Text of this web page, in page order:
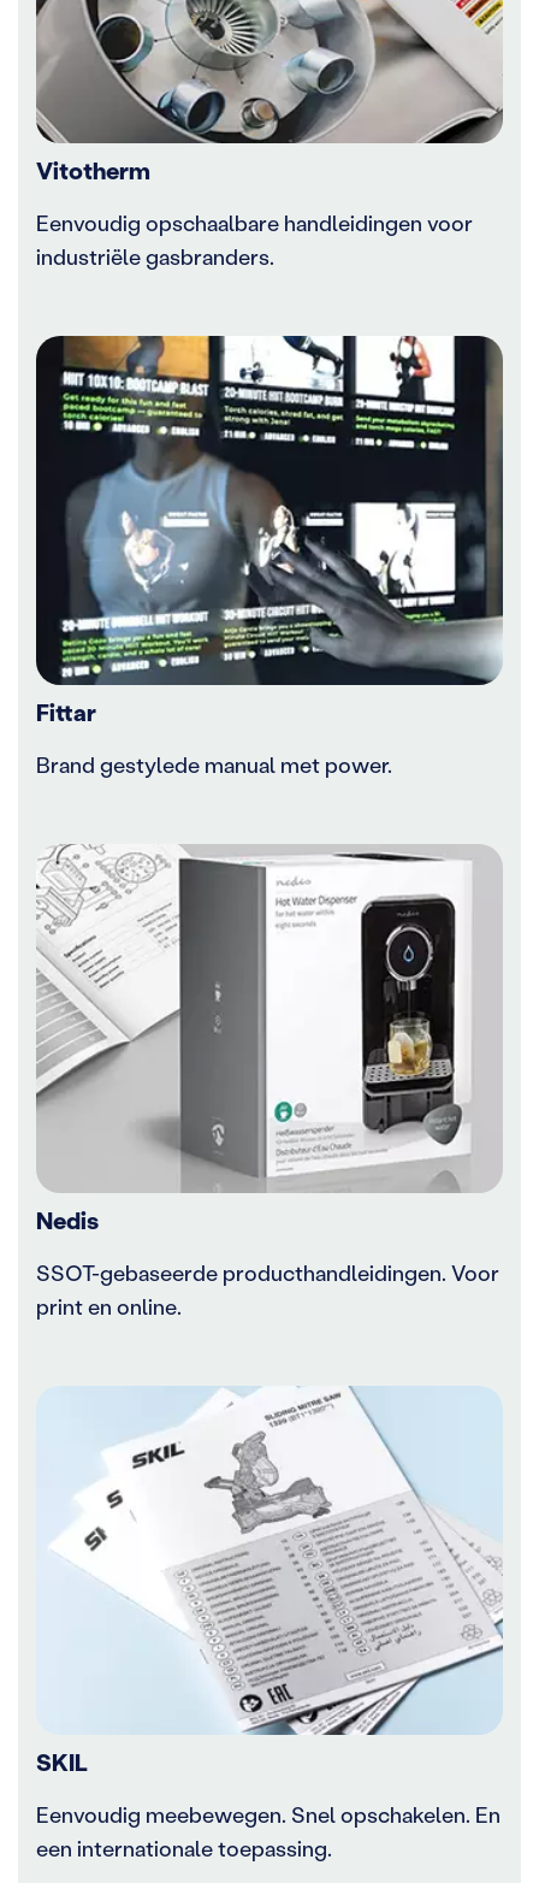
Vitotherm
Eenvoudig opschaalbare handleidingen voor
industriële gasbranders.
Fittar
Brand gestylede manual met power.
Nedis
SSOT-gebaseerde producthandleidingen. Voor
print en online.
SKIL
Eenvoudig meebewegen. Snel opschakelen. En
een internationale toepassing.